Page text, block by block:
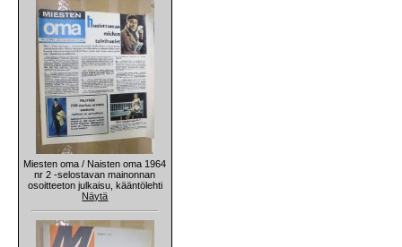
Miesten oma / Naisten oma 1964
nr 2 -selostavan mainonnan
osoitteeton julkaisu, kääntölehti
Näytä